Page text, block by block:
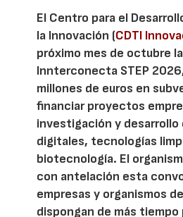
El Centro para el
la Innovación (CDTI
próximo mes de octubre
Innterconecta STEP
millones de euros en
financiar proyectos
investigación y
digitales, tecnologías
biotecnología. El
con antelación esta
empresas y organismos
dispongan de más tiempo